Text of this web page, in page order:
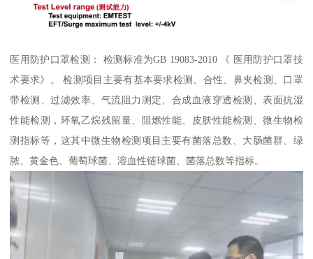
医用防护口罩检测： 检测标准为GB 19083-2010 《 医用防护口罩技
术要求》。 检测项目主要有基本要求检测、合性、鼻夹检测、口罩
带检测、过滤效率、气流阻力测定、合成血液穿透检测、表面抗湿
性能检测，环氧乙烷残留量、阻燃性能、皮肤性能检测、微生物检
测指标等，这其中微生物检测项目主要有菌落总数、大肠菌群、绿
脓、黄金色、葡萄球菌、溶血性链球菌、菌落总数等指标。